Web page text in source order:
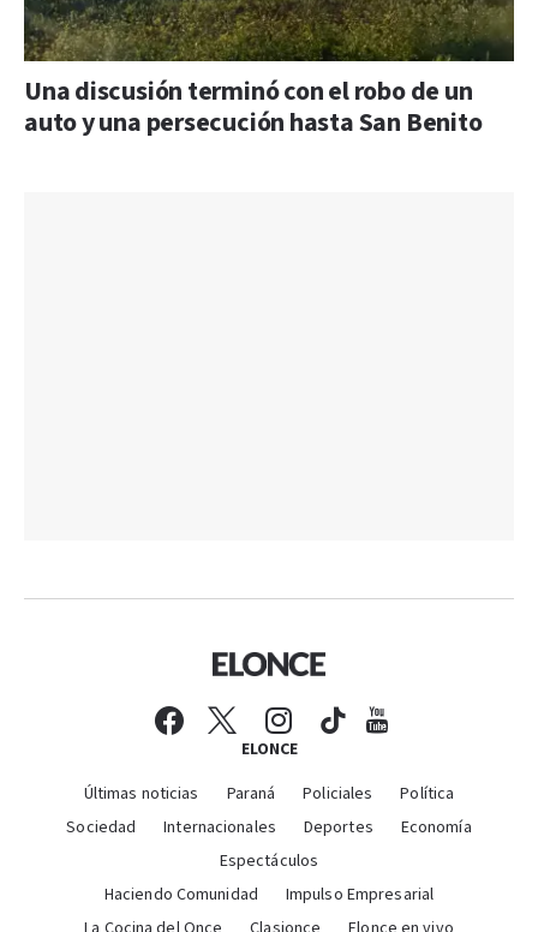
Una discusión terminó con el robo de un
auto y una persecución hasta San Benito
ELONCE
Últimas noticias Paraná Policiales
Política
Sociedad
Internacionales Deportes
Economía
Espectáculos
Haciendo Comunidad
Impulso Empresarial